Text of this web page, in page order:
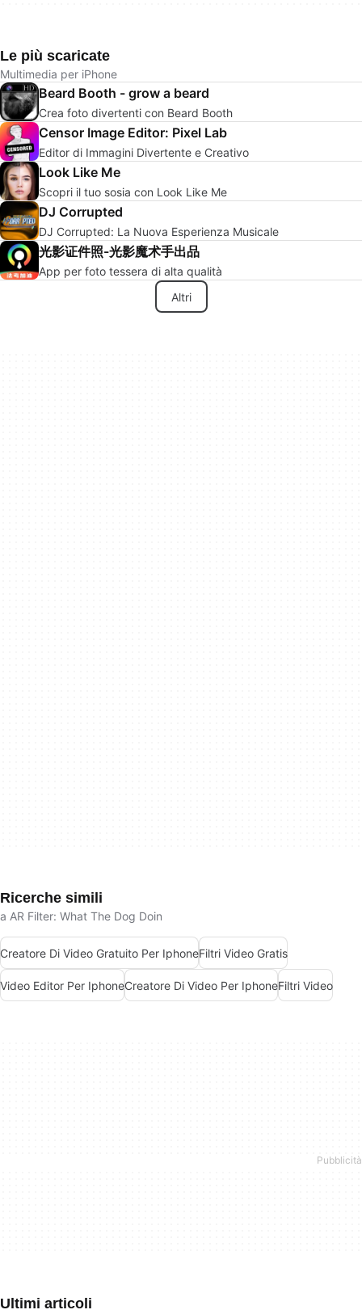
Le più scaricate
Multimedia per iPhone
Beard Booth - grow a beard
Crea foto divertenti con Beard Booth
Censor Image Editor: Pixel Lab
Editor di Immagini Divertente e Creativo
Look Like Me
Scopri il tuo sosia con Look Like Me
DJ Corrupted
DJ Corrupted: La Nuova Esperienza Musicale
光影证件照-光影魔术手出品
App per foto tessera di alta qualità
Altri
Ricerche simili
a AR Filter: What The Dog Doin
Creatore Di Video Gratuito Per IphoneFiltri Video Gratis
Video Editor Per IphoneCreatore Di Video Per IphoneFiltri Video
Ultimi articoli